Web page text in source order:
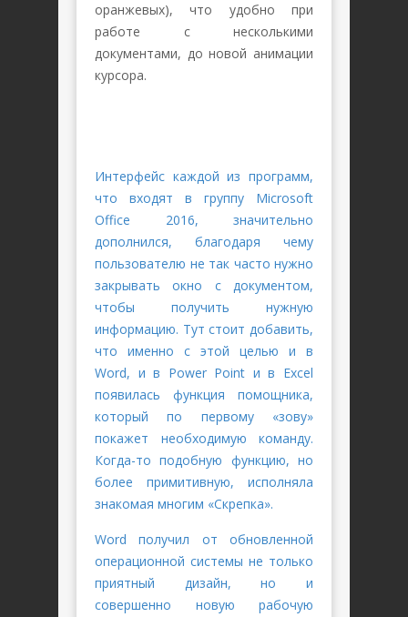
оранжевых), что удобно при
работе с несколькими
документами, до новой анимации
курсора.
Интерфейс каждой из программ,
что входят в группу Microsoft
Office 2016, значительно
дополнился, благодаря чему
пользователю не так часто нужно
закрывать окно с документом,
чтобы получить нужную
информацию. Тут стоит добавить,
что именно с этой целью и в
Word, и в Power Point и в Excel
появилась функция помощника,
который по первому «зову»
покажет необходимую команду.
Когда-то подобную функцию, но
более примитивную, исполняла
знакомая многим «Скрепка».
Word получил от обновленной
операционной системы не только
приятный дизайн, но и
совершенно новую рабочую